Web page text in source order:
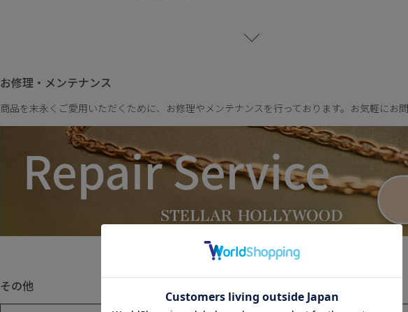
重さ 重さ：約7.4g
お修理・メンテナンス
商品を末永くご愛用いただくために、お修理やメンテナンスを行っております。お気軽にお
その他